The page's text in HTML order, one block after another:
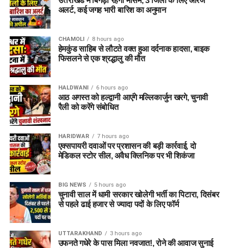
अलर्ट, कई जगह भारी बारिश का अनुमान
CHAMOLI 8 hours ago
हेमकुंड साहिब से लौटते वक्त हुआ दर्दनाक हादसा, बाइक
फिसलने से एक श्रद्धालु की मौत
HALDWANI 6 hours ago
आठ अगस्त को हल्द्वानी आएंगे मल्लिकार्जुन खरगे, चुनावी
रैली को करेंगे संबोधित
HARIDWAR 7 hours ago
एक्सपायरी दवाओं पर प्रशासन की बड़ी कार्रवाई, दो
मेडिकल स्टोर सील, अवैध क्लिनिक पर भी शिकंजा
BIG NEWS 5 hours ago
चुनावी साल में धामी सरकार खोलेगी भर्ती का पिटारा, दिसंबर
से पहले ढाई हजार से ज्यादा पदों के लिए फॉर्म
UTTARAKHAND 3 hours ago
उफनते गधेरे के पास मिला नवजात!, रोने की आवाज सुनाई